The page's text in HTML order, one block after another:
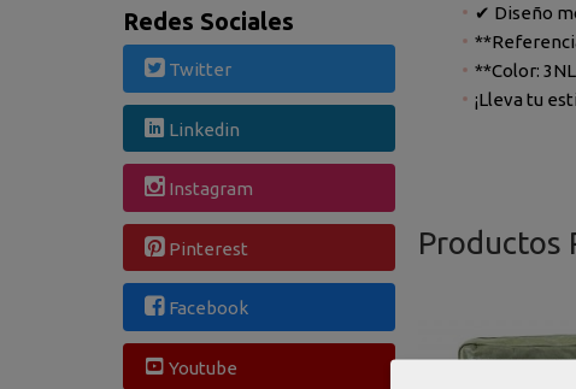
Redes Sociales
Twitter
Linkedin
Instagram
Pinterest
Facebook
Youtube
✔ Diseño
**Color:
¡Lleva tu
Productos